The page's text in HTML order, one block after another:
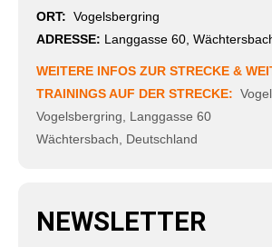
ORT: Vogelsbergring
ADRESSE: Langgasse 60,
WEITERE INFOS ZUR STRECKE &
TRAININGS AUF DER STRECKE:
Vogelsbergring
Langgasse 60
Wächtersbach
Deutschland
NEWSLETTER